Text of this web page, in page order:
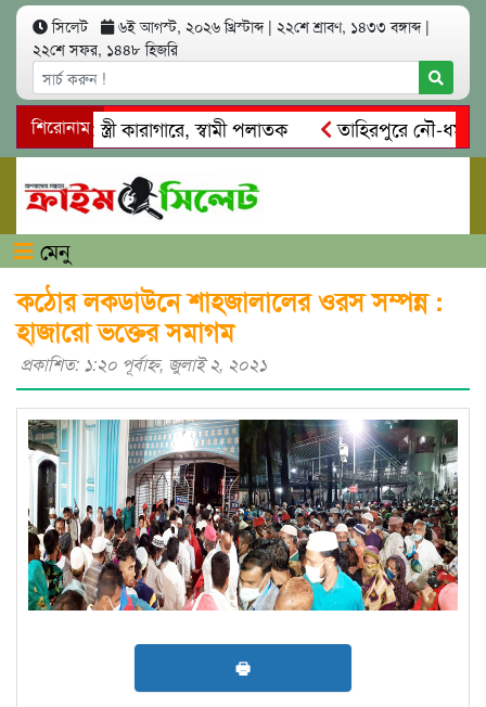
সিলেট ৬ই আগস্ট, ২০২৬ খ্রিস্টাব্দ | ২২শে শ্রাবণ, ১৪৩৩ বঙ্গাব্দ |
২২শে সফর, ১৪৪৮ হিজরি
শিরোনাম
স্ত্রী কারাগারে, স্বামী পলাতক
তাহিরপুরে নৌ-ধর্মঘট
মারধর
নগরীতে কোটি টাকার সম্পত্তি দখলের চেষ্টা:
মেনু
কঠোর লকডাউনে শাহজালালের ওরস সম্পন্ন :
হাজারো ভক্তের সমাগম
প্রকাশিত: ১:২০ পূর্বাহ্ণ, জুলাই ২, ২০২১
🖶